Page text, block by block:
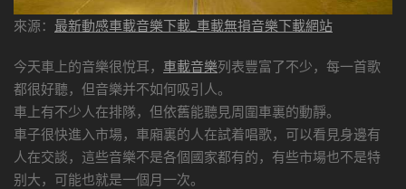
來源： 最新動感車載音樂下載_車載無損音樂下載網站
今天車上的音樂很悅耳， 車載音樂列表豐富了不少，每一首歌
都很好聽，但音樂并不如何吸引人。
車上有不少人在排隊，但依舊能聽見周圍車裏的動靜。
車子很快進入市場，車廂裏的人在試着唱歌，可以看見身邊有
人在交談，這些音樂不是各個國家都有的，有些市場也不是特
别大，可能也就是一個月一次。